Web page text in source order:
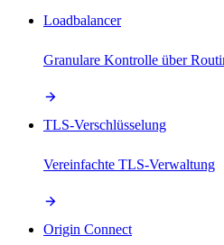
Loadbalancer
Granulare Kontrolle über
TLS-Verschlüsselung
Vereinfachte TLS-Verwaltung
Origin Connect